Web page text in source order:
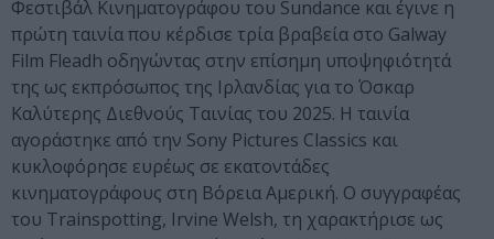
Φεστιβάλ Κινηματογράφου του Sundance και έγινε η
πρώτη ταινία που κέρδισε τρία βραβεία στο Galway
Film Fleadh οδηγώντας στην επίσημη υποψηφιότητά
της ως εκπρόσωπος της Ιρλανδίας για το Όσκαρ
Καλύτερης Διεθνούς Ταινίας του 2025. Η ταινία
αγοράστηκε από την Sony Pictures Classics και
κυκλοφόρησε ευρέως σε εκατοντάδες
κινηματογράφους στη Βόρεια Αμερική. Ο συγγραφέας
του Trainspotting, Irvine Welsh, τη χαρακτήρισε ως